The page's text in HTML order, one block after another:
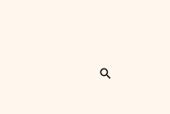
Zoeken